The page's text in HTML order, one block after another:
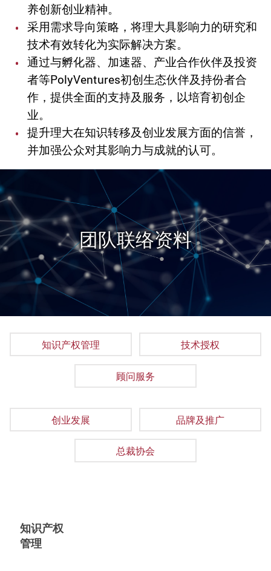
养创新创业精神。
采用需求导向策略，将理大具影响力的研究和
技术有效转化为实际解决方案。
通过与孵化器、加速器、产业合作伙伴及投资
者等PolyVentures初创生态伙伴及持份者合
作，提供全面的支持及服务，以培育初创企
业。
提升理大在知识转移及创业发展方面的信誉，
并加强公众对其影响力与成就的认可。
团队联络资料
知识产权管理 技术授权
顾问服务
创业发展 品牌及推广
总裁协会
知识产权
管理